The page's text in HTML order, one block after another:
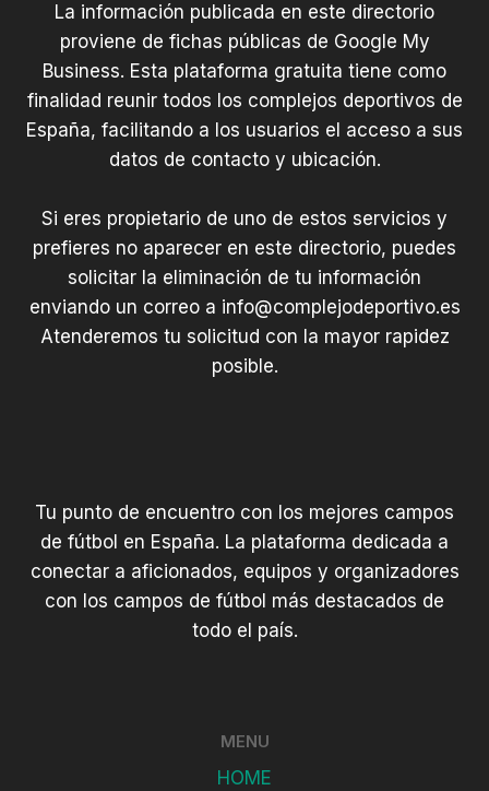
La información publicada en este directorio
proviene de fichas públicas de Google My
Business. Esta plataforma gratuita tiene como
finalidad reunir todos los complejos deportivos de
España, facilitando a los usuarios el acceso a sus
datos de contacto y ubicación.
Si eres propietario de uno de estos servicios y
prefieres no aparecer en este directorio, puedes
solicitar la eliminación de tu información
enviando un correo a info@complejodeportivo.es
Atenderemos tu solicitud con la mayor rapidez
posible.
Tu punto de encuentro con los mejores campos
de fútbol en España. La plataforma dedicada a
conectar a aficionados, equipos y organizadores
con los campos de fútbol más destacados de
todo el país.
MENU
HOME